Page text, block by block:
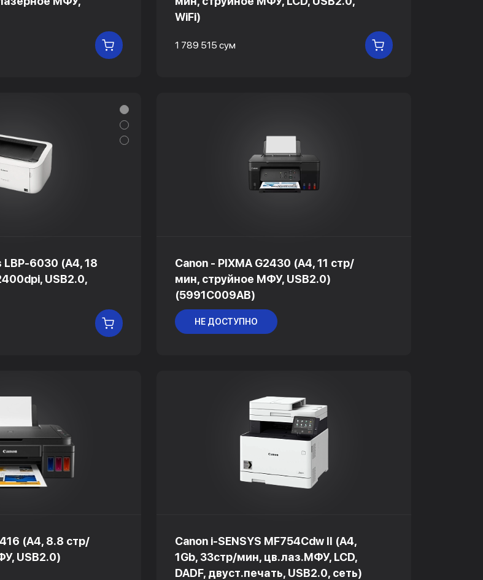
В КОРЗИНУ
WiFi)
1 789 515 сум В КОРЗИНУ
LBP-6030 (A4, 18
USB2.0,
В КОРЗИНУ
Canon - PIXMA G2430 (A4, 11 стр/
мин, струйное МФУ, USB2.0)
(5991C009AB)
НЕ ДОСТУПНО
(A4, 8.8 стр/
USB2.0)
Canon i-SENSYS MF754Cdw II (A4,
1Gb, 33стр/мин, цв.лаз.МФУ, LCD,
DADF, двуст.печать, USB2.0, сеть)